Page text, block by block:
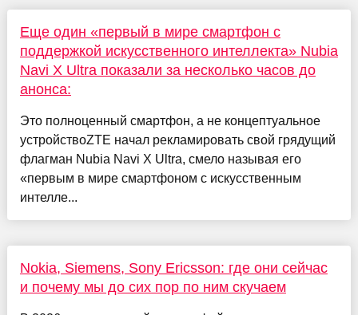
Еще один «первый в мире смартфон с
поддержкой искусственного интеллекта» Nubia
Navi X Ultra показали за несколько часов до
анонса:
Это полноценный смартфон, а не концептуальное
устройствоZTE начал рекламировать свой грядущий
флагман Nubia Navi X Ultra, смело называя его
«первым в мире смартфоном с искусственным
интелле...
Nokia, Siemens, Sony Ericsson: где они сейчас
и почему мы до сих пор по ним скучаем